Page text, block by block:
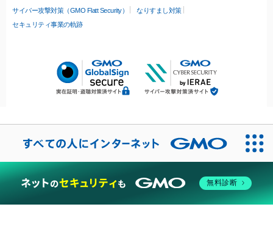
サイバー攻撃対策（GMO Flatt Security）
なりすまし対策
セキュリティ事業の軌跡
無料診断